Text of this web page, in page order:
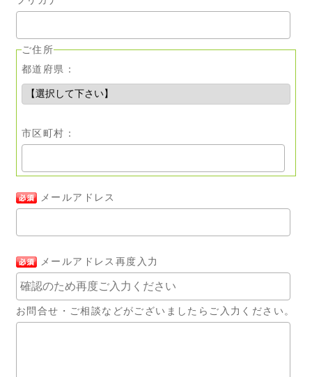
ご住所
都道府県：
市区町村：
メールアドレス
メールアドレス再度入力
お問合せ・ご相談などがございましたらご入力ください。